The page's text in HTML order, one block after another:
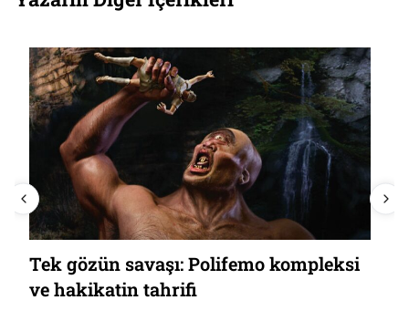
Tek gözün savaşı: Polifemo kompleksi
ve hakikatin tahrifi